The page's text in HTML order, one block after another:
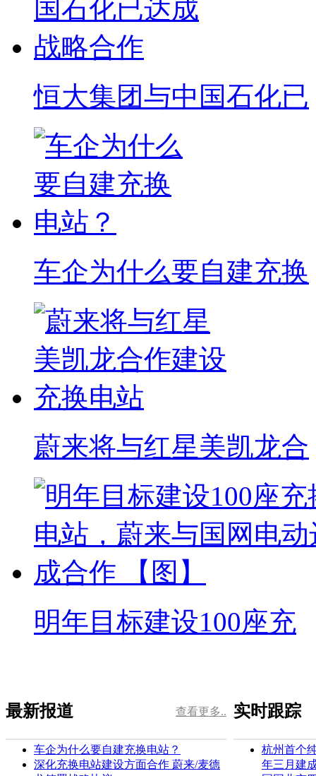
恒大集团与中国石化已
车企为什么要自建充换
蔚来将与红星美凯龙合
明年目标建设100座充
查看更多..
最新报道
车企为什么要自建充换电站？
深化充换电站建设方面合作 蔚来/麦德
实时跟踪
杭州首个
年三月建